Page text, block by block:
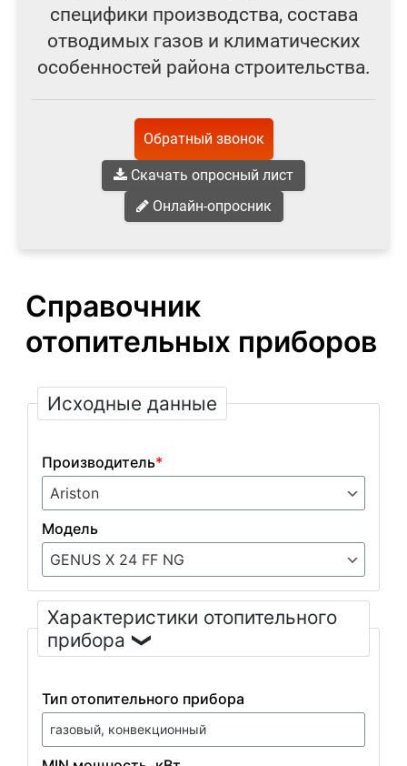
специфики производства, состава
отводимых газов и климатических
особенностей района строительства.
Обратный звонок
Скачать опросный лист
Онлайн-опросник